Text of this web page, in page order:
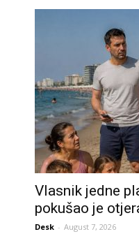
Vlasnik jedne
pokušao je
Desk - August 7, 2026